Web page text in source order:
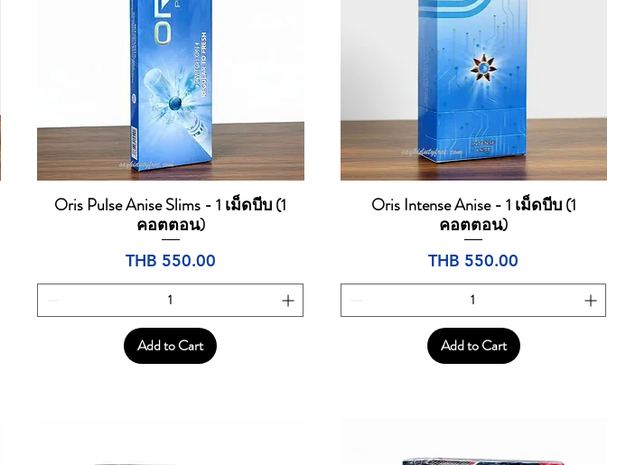
Quick View
Oris Pulse Anise Slims - 1 เม็ดบีบ (1
คอตตอน)
Price
THB 550.00
Add to Cart
Quick View
Oris Intense Anise - 1 เม็ดบีบ (1
คอตตอน)
Price
THB 550.00
Add to Cart